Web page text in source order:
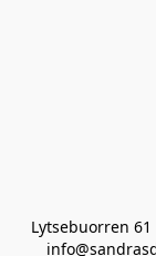
Lytsebuorren